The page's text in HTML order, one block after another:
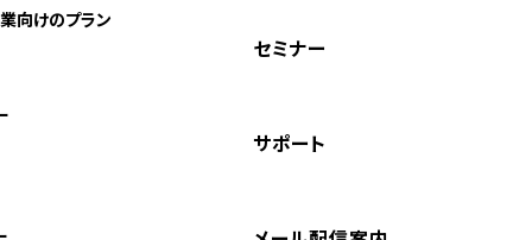
向けのプラン
セミナー
サポート